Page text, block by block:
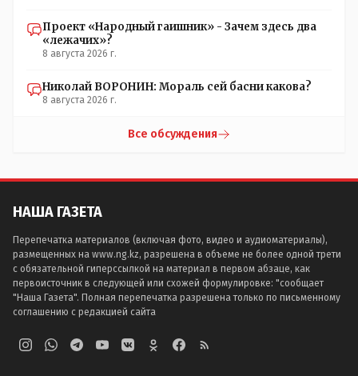
Проект «Народный гаишник» - Зачем здесь два
«лежачих»?
8 августа 2026 г.
Николай ВОРОНИН: Мораль сей басни какова?
8 августа 2026 г.
Все обсуждения
НАША ГАЗЕТА
Перепечатка материалов (включая фото, видео и аудиоматериалы),
размещенных на www.ng.kz, разрешена в объеме не более одной трети
с обязательной гиперссылкой на материал в первом абзаце, как
первоисточник в следующей или схожей формулировке: "сообщает
"Наша Газета". Полная перепечатка разрешена только по письменному
соглашению с редакцией сайта